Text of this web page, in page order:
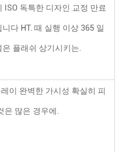
ISO 독특한 디자인 교정 만료
다 HT. 때 실행 이상 365 일
플래쉬 상기시키는.
이 완벽한 가시성 확실히 피
은 많은 경우에.